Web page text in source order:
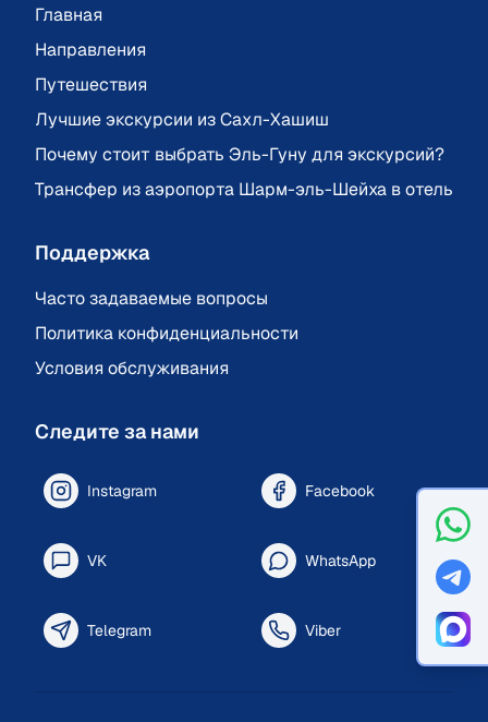
Главная
Направления
Путешествия
Лучшие экскурсии из Сахл-Хашиш
Почему стоит выбрать Эль-Гуну для экскурсий?
Трансфер из аэропорта Шарм-эль-Шейха в отель
Поддержка
Часто задаваемые вопросы
Политика конфиденциальности
Условия обслуживания
Следите за нами
Instagram Facebook
VK WhatsApp
Telegram Viber